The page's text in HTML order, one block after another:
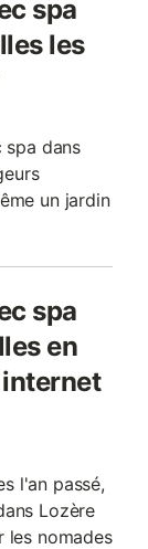
spa
les
spa dans
un jardin
spa
en
l'an passé,
Lozère
les nomades